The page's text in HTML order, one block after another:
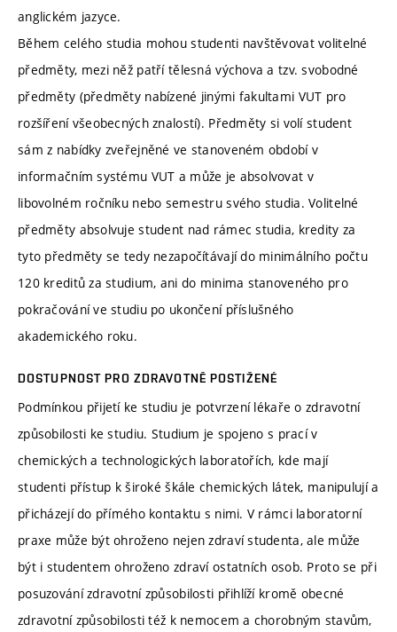
anglickém jazyce.
Během celého studia mohou studenti navštěvovat volitelné
předměty, mezi něž patří tělesná výchova a tzv. svobodné
předměty (předměty nabízené jinými fakultami VUT pro
rozšíření všeobecných znalostí). Předměty si volí student
sám z nabídky zveřejněné ve stanoveném období v
informačním systému VUT a může je absolvovat v
libovolném ročníku nebo semestru svého studia. Volitelné
předměty absolvuje student nad rámec studia, kredity za
tyto předměty se tedy nezapočítávají do minimálního počtu
120 kreditů za studium, ani do minima stanoveného pro
pokračování ve studiu po ukončení příslušného
akademického roku.
DOSTUPNOST PRO ZDRAVOTNĚ POSTIŽENÉ
Podmínkou přijetí ke studiu je potvrzení lékaře o zdravotní
způsobilosti ke studiu. Studium je spojeno s prací v
chemických a technologických laboratořích, kde mají
studenti přístup k široké škále chemických látek, manipulují a
přicházejí do přímého kontaktu s nimi. V rámci laboratorní
praxe může být ohroženo nejen zdraví studenta, ale může
být i studentem ohroženo zdraví ostatních osob. Proto se při
posuzování zdravotní způsobilosti přihlíží kromě obecné
zdravotní způsobilosti též k nemocem a chorobným stavům,